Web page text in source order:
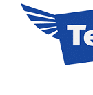
contenuto